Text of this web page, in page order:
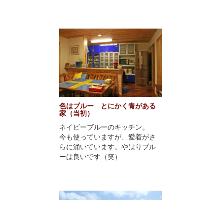
色はブルー とにかく青がある
家（当初）
ネイビーブルーのキッチン。
今も使っていますが、愛着がさ
らに涌いています。やはりブル
ーは良いです（笑）